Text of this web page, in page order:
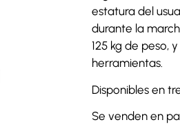
estatura del
durante la
125 kg de peso,
herramientas.
Disponibles en
Se venden en